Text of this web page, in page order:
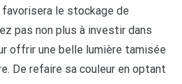
le stockage de
pas non plus à investir dans
offrir une belle lumière tamisée
De refaire sa couleur en optant